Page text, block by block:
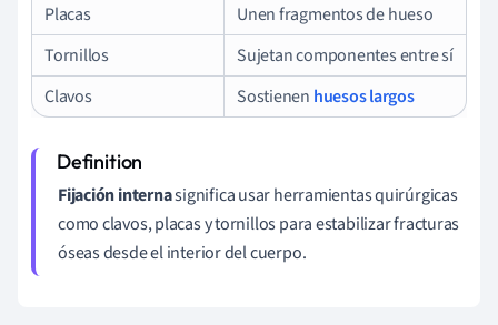
Placas
Unen fragmentos de hueso
Tornillos
Sujetan componentes entre sí
Clavos
Sostienen huesos largos
Fijación internasignifica usar herramientas quirúrgicas
como clavos, placas y tornillos para estabilizar fracturas
óseas desde el interior del cuerpo.